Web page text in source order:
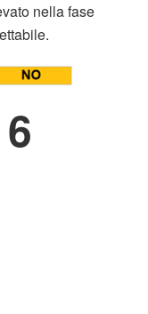
nella fase